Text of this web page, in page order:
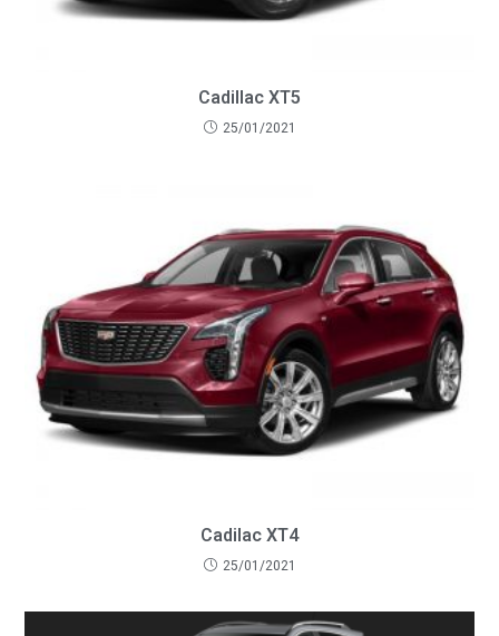
Cadillac XT5
25/01/2021
Cadilac XT4
25/01/2021